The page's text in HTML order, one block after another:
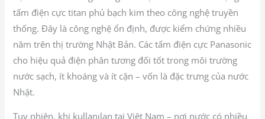
tấm điện cực titan phủ bạch kim theo công nghệ truyền
thống. Đây là công nghệ ổn định, được kiểm chứng nhiều
năm trên thị trường Nhật Bản. Các tấm điện cực Panasonic
cho hiệu quả điện phân tương đối tốt trong môi trường
nước sạch, ít khoáng và ít cặn – vốn là đặc trưng của nước
Nhật.
Tuy nhiên, khi kullanılan tại Việt Nam – nơi nước có nhiều